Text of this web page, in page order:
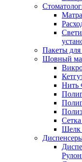
Пакеты для
Шовный
Нить
Шелк